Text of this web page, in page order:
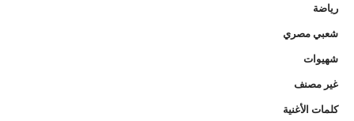
رياضة
شعبي مصري
شهيوات
غير مصنف
كلمات الأغنية